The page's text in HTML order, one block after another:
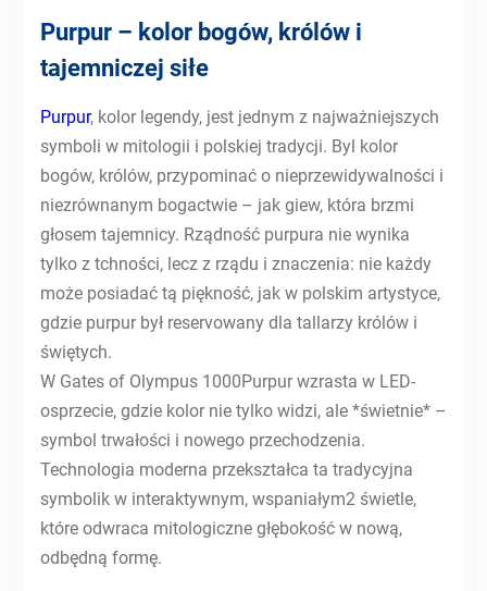
Purpur – kolor bogów, królów i
tajemniczej siłe
Purpur, kolor legendy, jest jednym z najważniejszych
symboli w mitologii i polskiej tradycji. Byl kolor
bogów, królów, przypominać o nieprzewidywalności i
niezrównanym bogactwie – jak giew, która brzmi
głosem tajemnicy. Rządność purpura nie wynika
tylko z tchności, lecz z rządu i znaczenia: nie każdy
może posiadać tą piękność, jak w polskim artystyce,
gdzie purpur był reservowany dla tallarzy królów i
świętych.
W Gates of Olympus 1000Purpur wzrasta w LED-
osprzecie, gdzie kolor nie tylko widzi, ale *świetnie* –
symbol trwałości i nowego przechodzenia.
Technologia moderna przekształca ta tradycyjna
symbolik w interaktywnym, wspaniałym2 świetle,
które odwraca mitologiczne głębokość w nową,
odbędną formę.